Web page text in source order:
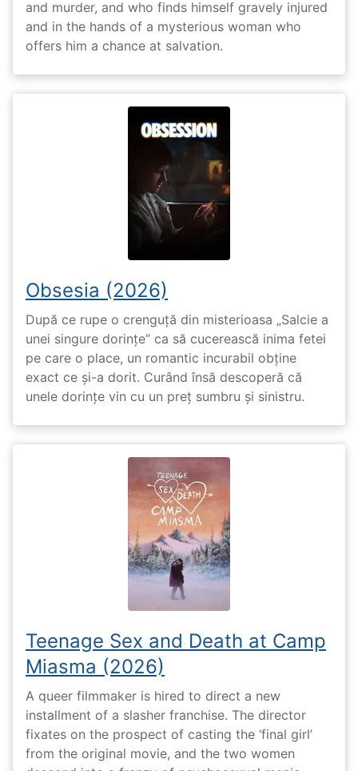
and murder, and who finds himself gravely injured
and in the hands of a mysterious woman who
offers him a chance at salvation.
Obsesia (2026)
După ce rupe o crenguță din misterioasa „Salcie a
unei singure dorințe” ca să cucerească inima fetei
pe care o place, un romantic incurabil obține
exact ce și-a dorit. Curând însă descoperă că
unele dorințe vin cu un preț sumbru și sinistru.
Teenage Sex and Death at Camp
Miasma (2026)
A queer filmmaker is hired to direct a new
installment of a slasher franchise. The director
fixates on the prospect of casting the ‘final girl’
from the original movie, and the two women